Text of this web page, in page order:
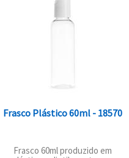
Frasco Plástico 60ml - 18570
Frasco 60ml produzido em